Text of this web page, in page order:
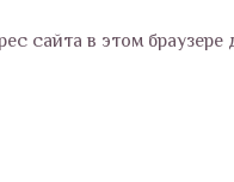
сайта в этом